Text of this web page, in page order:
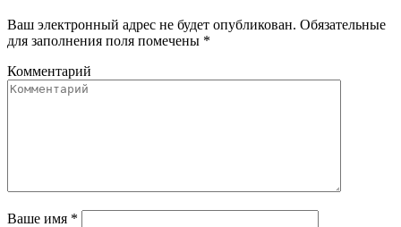
Ваш электронный адрес не будет опубликован. Обязательные
для заполнения поля помечены *
Комментарий
Ваше имя *